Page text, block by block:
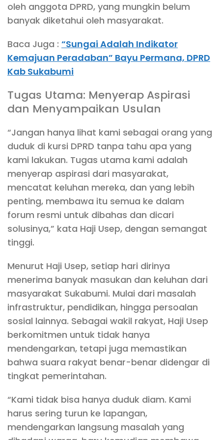
oleh anggota DPRD, yang mungkin belum
banyak diketahui oleh masyarakat.
Baca Juga : “Sungai Adalah Indikator
Kemajuan Peradaban” Bayu Permana, DPRD
Kab Sukabumi
Tugas Utama: Menyerap Aspirasi
dan Menyampaikan Usulan
“Jangan hanya lihat kami sebagai orang yang
duduk di kursi DPRD tanpa tahu apa yang
kami lakukan. Tugas utama kami adalah
menyerap aspirasi dari masyarakat,
mencatat keluhan mereka, dan yang lebih
penting, membawa itu semua ke dalam
forum resmi untuk dibahas dan dicari
solusinya,” kata Haji Usep, dengan semangat
tinggi.
Menurut Haji Usep, setiap hari dirinya
menerima banyak masukan dan keluhan dari
masyarakat Sukabumi. Mulai dari masalah
infrastruktur, pendidikan, hingga persoalan
sosial lainnya. Sebagai wakil rakyat, Haji Usep
berkomitmen untuk tidak hanya
mendengarkan, tetapi juga memastikan
bahwa suara rakyat benar-benar didengar di
tingkat pemerintahan.
“Kami tidak bisa hanya duduk diam. Kami
harus sering turun ke lapangan,
mendengarkan langsung masalah yang